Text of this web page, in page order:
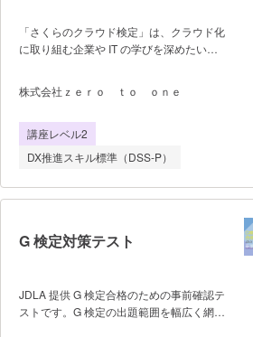
（6ヵ月以上）と異なります。混同しない
ようにご留意ください。 ・学習項
目／学習の流れは以下の通りです。
2.人工知能をめぐる動向 3.人工知能
法 5.ディープラーニングの概
要 6.ディープラーニングの手
法 7.画像認識・物体検出 8.自
習 10.生成
「さくらのクラウド検定」は、クラウド化
に取り組む企業や IT の学びを深めたい学
広範囲に渡るDX人材育成のためにさくら
インターネットが設立した検定です。
省「DXリテラシー標準」の中でも、特に
「クラウド」「ハードウェア・ソフトウェ
ア」「ネットワーク」の3項目をデジタル
技術の基礎としてカバーし、さくらインタ
ーネットのサービスや「さくらのクラウ
ャ設計等、実践的なクラウドに関する知識
を得ていただける内容になっていま
習する」よりお申し込みください。
株式会社ｚｅｒｏ ｔｏ ｏｎｅ
講座レベル2
DX推進スキル標準（DSS-P）
G 検定対策テスト
JDLA 提供 G 検定合格のための事前確認テ
ストです。G 検定の出題範囲を幅広く網羅